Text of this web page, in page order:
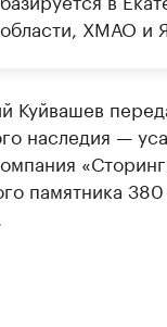
ХМАО и
Куйвашев
наследия —
памятника